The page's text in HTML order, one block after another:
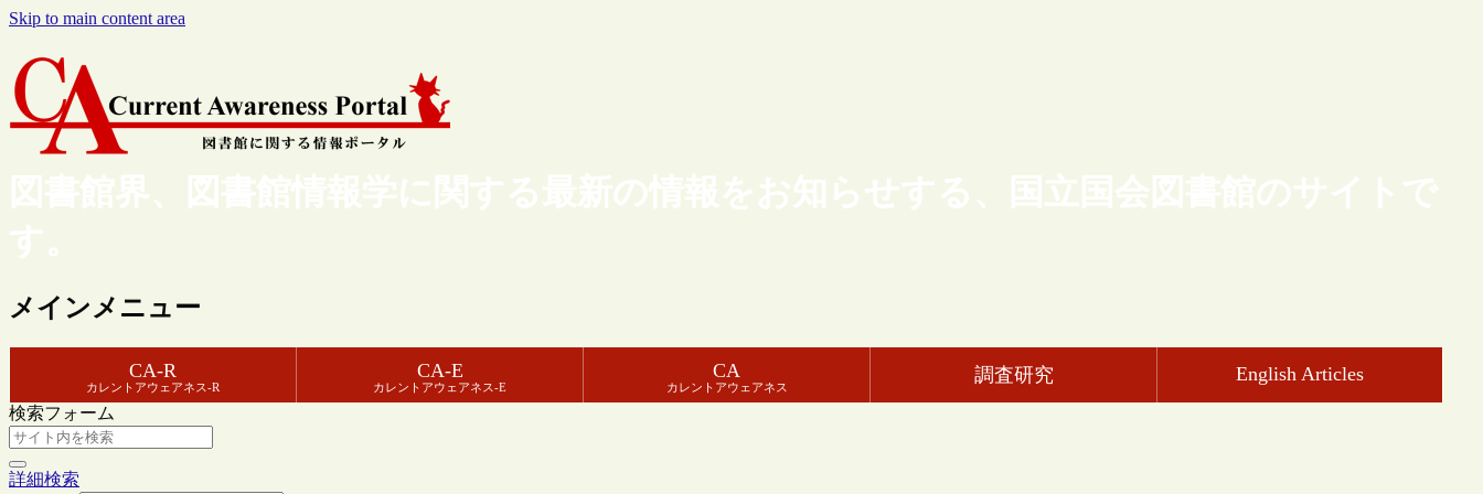
Skip to main content area
図書館界、図書館情報学に関する最新の情報をお知らせする、国立国会図書館のサイトで
す。
メインメニュー
CA-R
カレントアウェアネス-R
CA-E
カレントアウェアネス-E
CA
カレントアウェアネス
調査研究 English Articles
検索フォーム
詳細検索